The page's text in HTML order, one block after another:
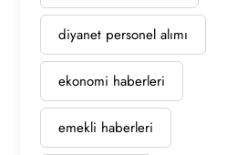
diyanet personel alımı
ekonomi haberleri
emekli haberleri